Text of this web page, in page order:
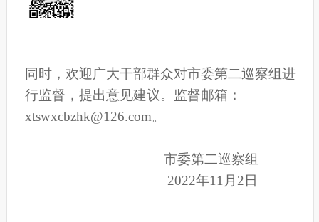
同时，欢迎广大干部群众对市委第二巡察组进
行监督，提出意见建议。监督邮箱：
xtswxcbzhk@126.com。
市委第二巡察组
2022年11月2日